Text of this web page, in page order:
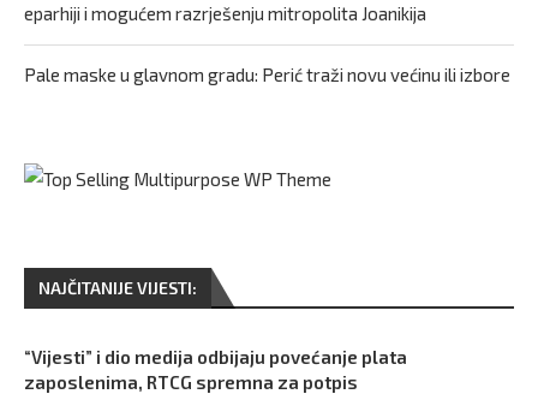
eparhiji i mogućem razrješenju mitropolita Joanikija
Pale maske u glavnom gradu: Perić traži novu većinu ili izbore
NAJČITANIJE VIJESTI:
“Vijesti” i dio medija odbijaju povećanje plata
zaposlenima, RTCG spremna za potpis